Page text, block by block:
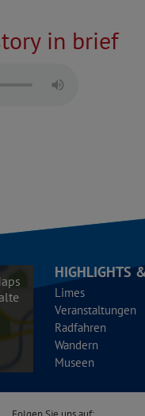
in brief
HIGHLIGHTS
Limes
Veranstaltungen
Radfahren
Wandern
Museen